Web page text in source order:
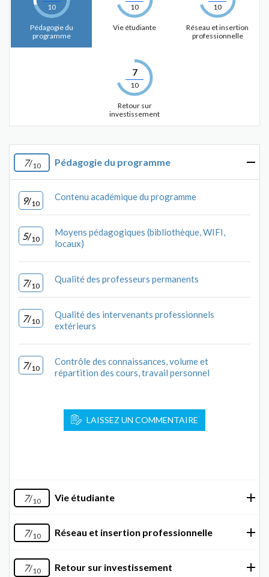
10
Pédagogie du
programme
10
Vie étudiante
10
Réseau et insertion
professionnelle
7
10
Retour sur
investissement
7/10 Pédagogie du programme
9/10
Contenu académique du programme
5/10
Moyens pédagogiques (bibliothèque, WIFI,
locaux)
7/10
Qualité des professeurs permanents
7/10
Qualité des intervenants professionnels
extérieurs
7/10
Contrôle des connaissances, volume et
répartition des cours, travail personnel
LAISSEZ UN COMMENTAIRE
7/10 Vie étudiante
7/10 Réseau et insertion professionnelle
7/10 Retour sur investissement